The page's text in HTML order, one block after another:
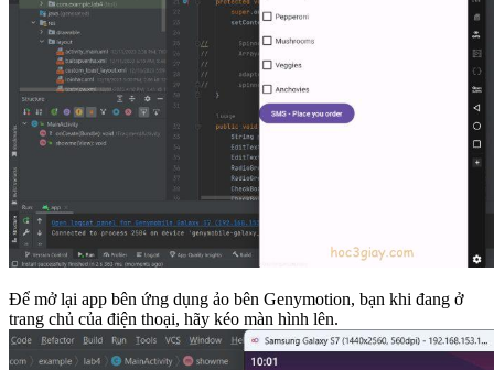
Để mở lại app bên ứng dụng ảo bên Genymotion, bạn khi đang ở
trang chủ của điện thoại, hãy kéo màn hình lên.